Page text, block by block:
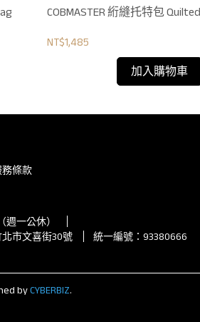
COBMASTER 絎縫托特包
NT$1,485
加入購物車
務條款
週一公休）
市文喜街30號
統一編號：93380666
byCYBERBIZ.